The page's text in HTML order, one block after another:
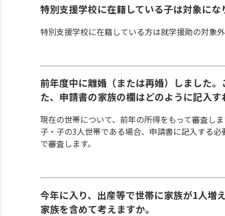
特別支援学校に在籍している子は対象にな
特別支援学校に在籍している方は就学援助の対象
前年度中に離婚（または再婚）しました
た、申請書の家族の欄はどのように記入
現在の世帯について、前年の所得をもって審査し
子・子の3人世帯である場合、申請書に記入する
で審査します。
今年に入り、出産等で世帯に家族が1人増
家族を含めて考えますか。